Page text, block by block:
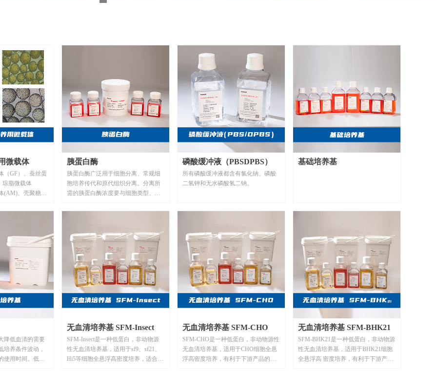
微载体
（GF）、蚕丝蛋
琼脂微载体
(AM)、壳聚糖微
胰蛋白酶
胰蛋白酶广泛用于细胞分离、常规细
胞培养传代和原代组织分离。分离所
需的胰蛋白酶浓度要与细胞类型、实
定、批间差小的细胞培养解离溶液及
磷酸缓冲液（PBSDPBS）
所有磷酸缓冲液都含有氯化钠、磷酸
二氢钾和无水磷酸氢二钠。
基础培养基
降低血清的需要
培养条件波动，
使用时间。低血
无血清培养基 SFM-Insect
SFM-Insect是一种低蛋白，非动物源
性无血清培养基，适用于sf9、sf21、
Hi5等细胞全悬浮高密度培养，适合大
无血清培养基 SFM-CHO
SFM-CHO是一种低蛋白，非动物源性
无血清培养基，适用于CHO细胞全悬
浮高密度培养，有利于下游产品的纯
无血清培养基 SFM-BHK21
SFM-BHK21是一种低蛋白，非动物源
性无血清培养基，适用于BHK21细胞
全悬浮高 密度培养，有利于下游产品